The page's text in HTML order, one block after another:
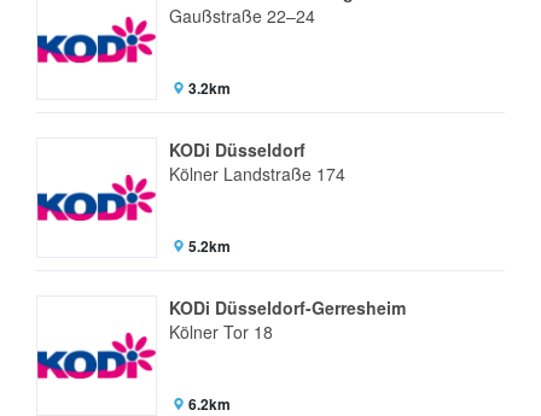
Gaußstraße 22–24
3.2km
KODi Düsseldorf
Kölner Landstraße 174
5.2km
KODi Düsseldorf-Gerresheim
Kölner Tor 18
6.2km